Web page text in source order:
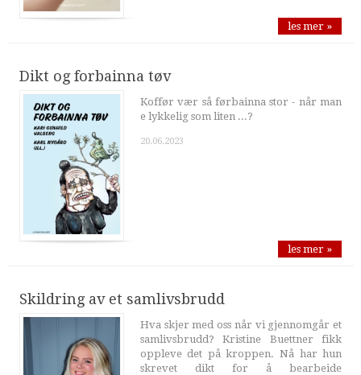
les mer »
Dikt og forbainna tøv
Koffør vær så førbainna stor - når man
e lykkelig som liten ...?
20.06.2023
les mer »
Skildring av et samlivsbrudd
Hva skjer med oss når vi gjennomgår et
samlivsbrudd? Kristine Buettner fikk
oppleve det på kroppen. Nå har hun
skrevet dikt for å bearbeide